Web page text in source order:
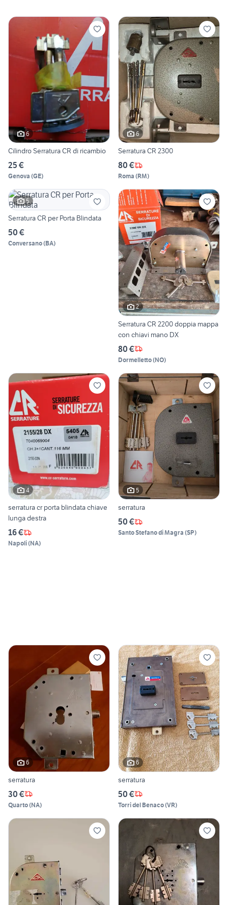
6
Cilindro Serratura CR di ricambio
25 €
Genova (GE)
6
Serratura CR 2300
80 €
Roma (RM)
5
Serratura CR per Porta Blindata
50 €
Conversano(BA)
2
Serratura CR 2200 doppia mappa
con chiavi mano DX
80 €
Dormelletto(NO)
4
serratura cr porta blindata chiave
lunga destra
16 €
Napoli(NA)
5
serratura
50 €
Santo Stefano di Magra (SP)
6
serratura
30 €
Quarto(NA)
6
serratura
50 €
Torri del Benaco(VR)